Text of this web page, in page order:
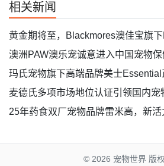
相关新闻
玛氏宠物旗下高端品牌美士
麦德氏多项市场地位认证引领国内宠
25年药食双厂宠物品牌雷米高，新
© 2026 宠物世界 版